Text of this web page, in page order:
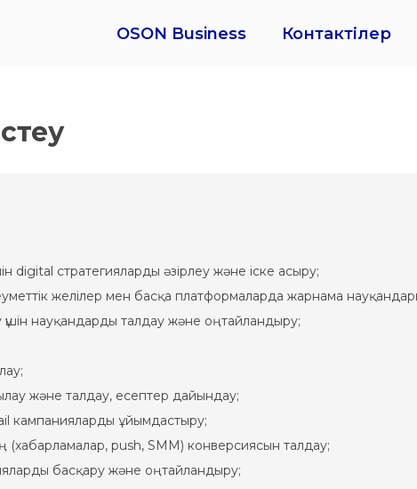
OSON Business Контактілер
digital стратегияларды әзірлеу және іске асыру;
желілер мен басқа платформаларда жарнама
науқандарды талдау және оңтайландыру;
және талдау, есептер дайындау;
кампанияларды ұйымдастыру;
push, SMM) конверсиясын талдау;
басқару және оңтайландыру;